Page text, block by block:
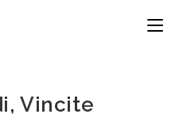
Vincite